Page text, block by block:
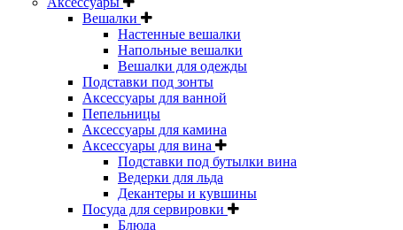
Вешалки
Настенные вешалки
Напольные вешалки
Вешалки для одежды
Подставки под зонты
Аксессуары для ванной
Пепельницы
Аксессуары для камина
Аксессуары для вина
Подставки под бутылки вина
Ведерки для льда
Декантеры и кувшины
Посуда для сервировки
Блюда